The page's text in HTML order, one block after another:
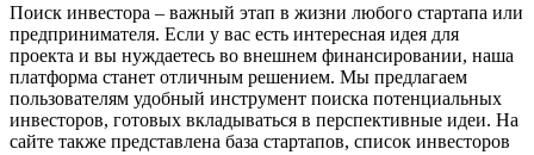
Поиск инвестора – важный этап в жизни любого стартапа или
предпринимателя. Если у вас есть интересная идея для
проекта и вы нуждаетесь во внешнем финансировании, наша
платформа станет отличным решением. Мы предлагаем
пользователям удобный инструмент поиска потенциальных
инвесторов, готовых вкладываться в перспективные идеи. На
сайте также представлена база стартапов, список инвесторов